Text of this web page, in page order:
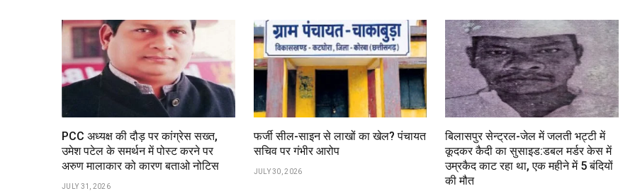
PCC अध्यक्ष की दौड़ पर कांग्रेस सख्त,
उमेश पटेल के समर्थन में पोस्ट करने पर
अरुण मालाकार को कारण बताओ नोटिस
JULY 31, 2026
फर्जी सील-साइन से लाखों का खेल? पंचायत
सचिव पर गंभीर आरोप
JULY 30, 2026
बिलासपुर सेन्ट्रल-जेल में जलती भट्टी में
कूदकर कैदी का सुसाइड:डबल मर्डर केस में
उम्रकैद काट रहा था, एक महीने में 5 बंदियों
की मौत